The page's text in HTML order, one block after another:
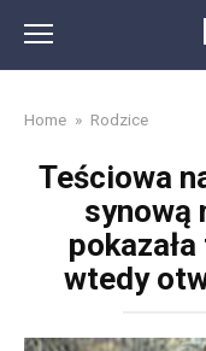
content
Home » Rodzice
Teściowa
synową
wtedy